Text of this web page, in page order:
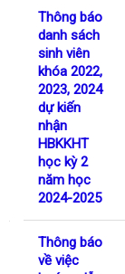
Thông báo
danh sách
sinh viên
khóa 2022,
2023, 2024
dự kiến
nhận
HBKKHT
học kỳ 2
năm học
2024-2025
Thông báo
về việc